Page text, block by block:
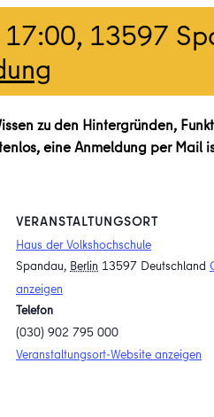
17:00, 13597
zu den Hintergründen,
eine Anmeldung per Mail
VERANSTALTUNGSORT
Haus der Volkshochschule
Spandau, Berlin 13597 Deutschland
anzeigen
Telefon
(030) 902 795 000
Veranstaltungsort-Website anzeigen